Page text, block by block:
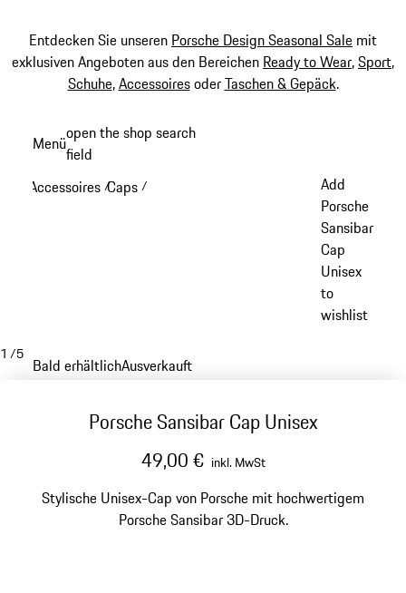
Entdecken Sie unseren Porsche Design Seasonal Sale mit
exklusiven Angeboten aus den Bereichen Ready to Wear,Sport,
Schuhe,AccessoiresoderTaschen & Gepäck.
Hauptinhalt
Menüopen the shop search
field
Accessoires /Caps /
Add
Porsche
Sansibar
Cap
Unisex
to
wishlist
1 /5
Bald erhältlichAusverkauft
Porsche Sansibar Cap Unisex
49,00 € inkl. MwSt
Stylische Unisex-Cap von Porsche mit hochwertigem
Porsche Sansibar 3D-Druck.